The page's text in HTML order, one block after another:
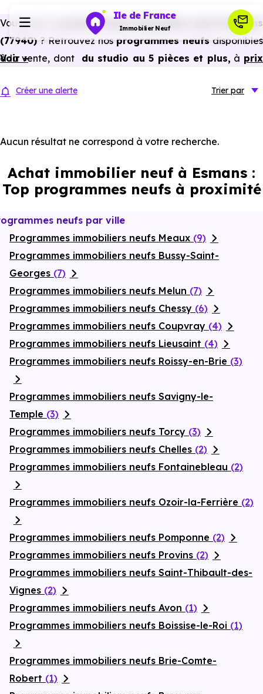
Ile de France
Immobilier Neuf
Investir
Actualités
Ressources
Financer
Vous avez un
projet d’achat immobilier neuf à Esmans
(77940) ? Retrouvez nos programmes neufs disponibles
à la vente, dont
du studio au 5 pièces et plus, à prix
avantages du neuf :PTZ, TVA réduitedans certains cas,
énergétiques, garanties constructeur, etc.
Voir +
Créer une alerte Trier par
Aucun résultat ne correspond à votre recherche.
Achat immobilier neuf à Esmans :
Top programmes neufs à proximité
neufs par ville
Programmes immobiliers neufs Meaux (9)
Programmes immobiliers neufs Bussy-Saint-
Georges (7)
Programmes immobiliers neufs Melun (7)
Programmes immobiliers neufs Chessy (6)
Programmes immobiliers neufs Coupvray (4)
Programmes immobiliers neufs Lieusaint (4)
Programmes immobiliers neufs Roissy-en-Brie (3)
Programmes immobiliers neufs Savigny-le-
Temple (3)
Programmes immobiliers neufs Torcy (3)
Programmes immobiliers neufs Chelles (2)
Programmes immobiliers neufs Fontainebleau (2)
Programmes immobiliers neufs Ozoir-la-Ferrière (2)
Programmes immobiliers neufs Pomponne (2)
Programmes immobiliers neufs Provins (2)
Programmes immobiliers neufs Saint-Thibault-des-
Vignes (2)
Programmes immobiliers neufs Avon (1)
Programmes immobiliers neufs Boissise-le-Roi (1)
Programmes immobiliers neufs Brie-Comte-
Robert (1)